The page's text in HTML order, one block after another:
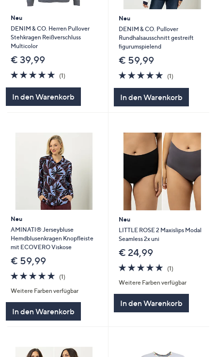
Neu
DENIM & CO. Herren Pullover
Stehkragen Reißverschluss
Multicolor
€ 39,99
5.0
von
(1)1
In den Warenkorb
Neu
DENIM & CO. Pullover
Rundhalsausschnitt gestreift
figurumspielend
€ 59,99
5.0
von
(1)1
In den Warenkorb
Neu
AMINATI® Jerseybluse
Hemdblusenkragen Knopfleiste
mit ECOVERO Viskose
€ 59,99
5.0
von
5
(1)1
Weitere Farben verfügbar
In den Warenkorb
Neu
LITTLE ROSE 2 Maxislips Modal
Seamless 2x uni
€ 24,99
5.0
von
5
(1)1
Weitere Farben verfügbar
In den Warenkorb